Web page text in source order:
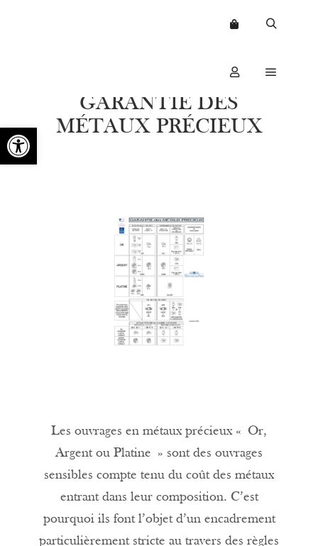
GARANTIE DES
MÉTAUX PRÉCIEUX
Les ouvrages en métaux précieux « Or,
Argent ou Platine » sont des ouvrages
sensibles compte tenu du coût des métaux
entrant dans leur composition. C’est
pourquoi ils font l’objet d’un encadrement
particulièrement stricte au travers des règles
Ouvrir la barre d’outils